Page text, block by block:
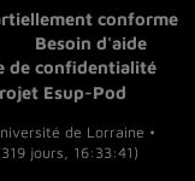
conforme
Besoin d'aide
de confidentialité
Esup-Pod
de Lorraine •
jours, 16:33:41)